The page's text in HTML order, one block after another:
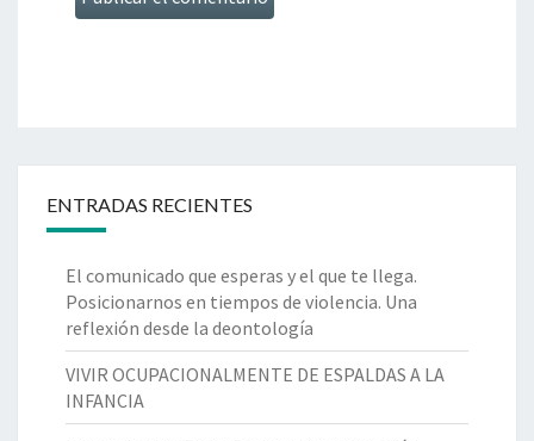
ENTRADAS RECIENTES
El comunicado que esperas y el que te llega.
Posicionarnos en tiempos de violencia. Una
reflexión desde la deontología
VIVIR OCUPACIONALMENTE DE ESPALDAS A LA
INFANCIA